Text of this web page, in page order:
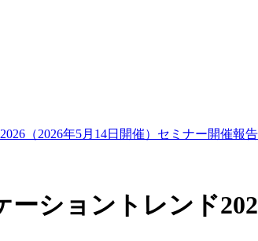
（2026年5月14日開催）セミナー開催報
ショントレンド